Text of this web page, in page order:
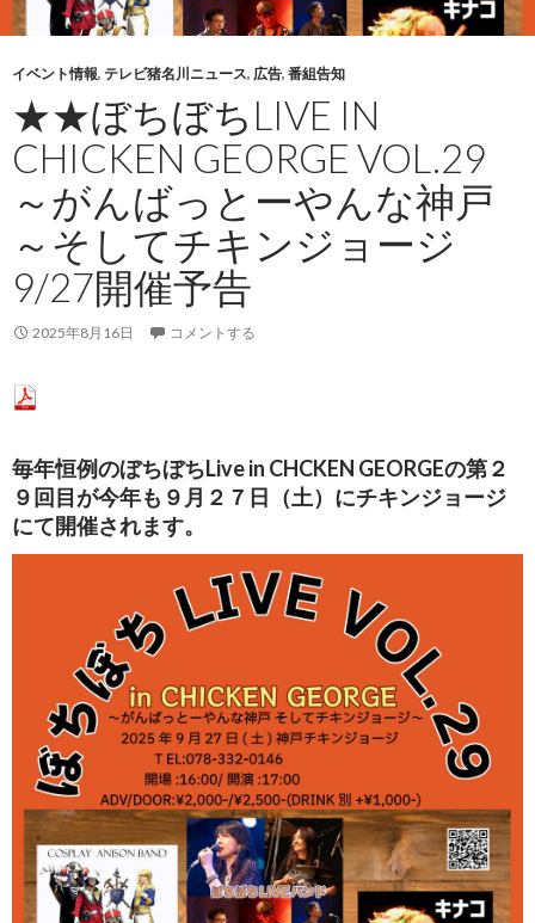
イベント情報, テレビ猪名川ニュース, 広告, 番組告知
★★ぼちぼちLIVE IN
CHICKEN GEORGE VOL.29
～がんばっとーやんな神戸
～そしてチキンジョージ
9/27開催予告
2025年8月16日 コメントする
毎年恒例のぼちぼちLive in CHCKEN GEORGEの第２
９回目が今年も９月２７日（土）にチキンジョージ
にて開催されます。